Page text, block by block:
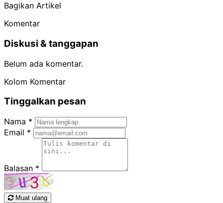
Bagikan Artikel
Komentar
Diskusi & tanggapan
Belum ada komentar.
Kolom Komentar
Tinggalkan pesan
Nama *
Email *
Balasan *
Muat ulang